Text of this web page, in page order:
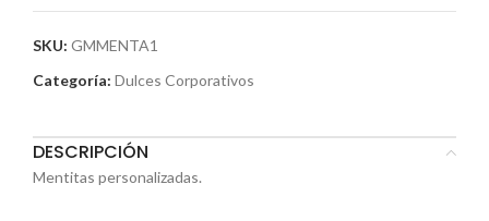
SKU: GMMENTA1
Categoría: Dulces Corporativos
DESCRIPCIÓN
Mentitas personalizadas.